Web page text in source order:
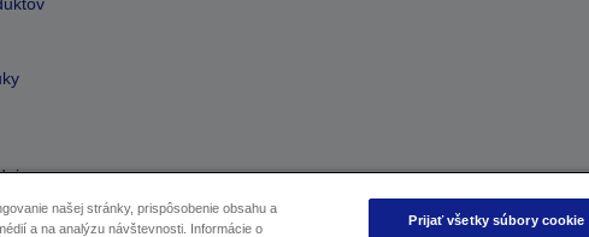
našej stránky, prispôsobenie obsahu a
a na analýzu návštevnosti. Informácie o
Prijať všetky súbory cookie